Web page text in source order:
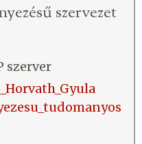
szervezet
szerver